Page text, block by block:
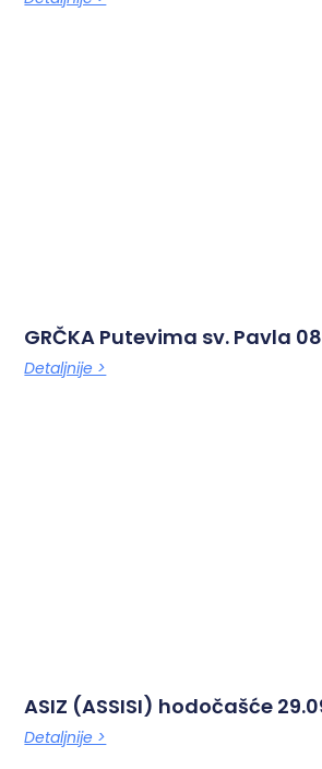
GRČKA Putevima sv. Pavla
Detaljnije >
ASIZ (ASSISI) hodočašće
Detaljnije >